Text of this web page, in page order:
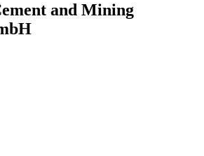
and Mining